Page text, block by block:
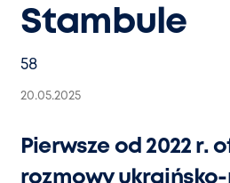
Stambule
58
20.05.2025
Pierwsze od 2022 r.
rozmowy